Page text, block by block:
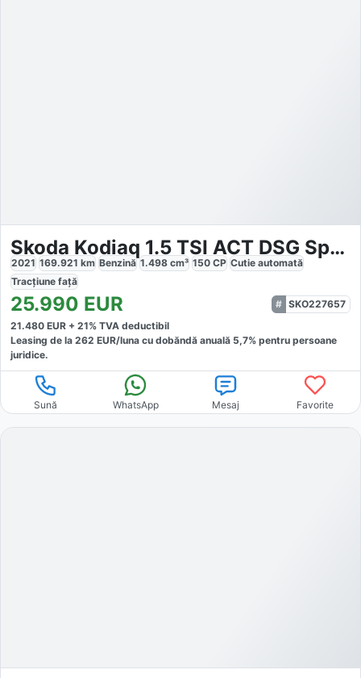
Skoda Kodiaq 1.5 TSI ACT DSG Sportline
2021 169.921 km Benzină 1.498 cm³ 150 CP Cutie automată
Tracțiune față
25.990 EUR
SKO227657
21.480 EUR + 21% TVA deductibil
Leasing de la 262 EUR/luna cu dobăndă anuală 5,7% pentru persoane
juridice.
Sună WhatsApp Mesaj Favorite